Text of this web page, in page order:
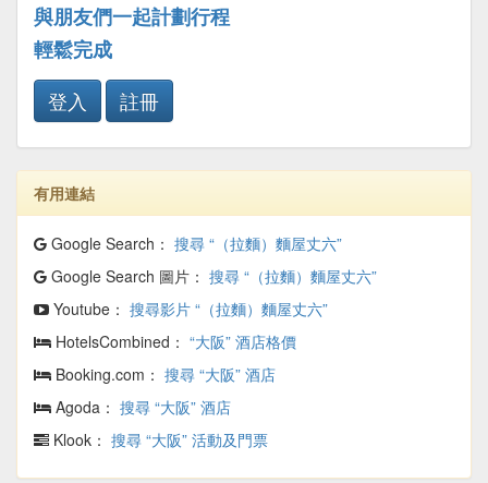
與朋友們一起計劃行程
輕鬆完成
登入
註冊
有用連結
Google Search： 搜尋 “（拉麵）麵屋丈六”
Google Search 圖片： 搜尋 “（拉麵）麵屋丈六”
Youtube： 搜尋影片 “（拉麵）麵屋丈六”
HotelsCombined： “大阪” 酒店格價
Booking.com： 搜尋 “大阪” 酒店
Agoda： 搜尋 “大阪” 酒店
Klook： 搜尋 “大阪” 活動及門票